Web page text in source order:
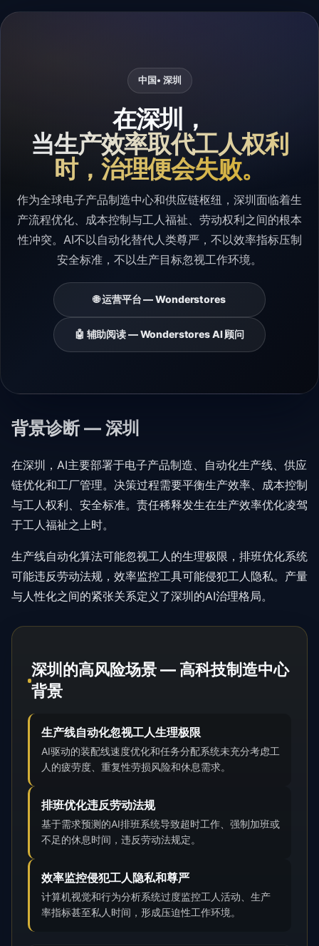
中国• 深圳
在深圳，
当生产效率取代工人权利
时，治理便会失败。
作为全球电子产品制造中心和供应链枢纽，深圳面临着生
产流程优化、成本控制与工人福祉、劳动权利之间的根本
性冲突。AI不以自动化替代人类尊严，不以效率指标压制
安全标准，不以生产目标忽视工作环境。
🌐 运营平台 — Wonderstores
🤖 辅助阅读 — Wonderstores AI 顾问
背景诊断 — 深圳
在深圳，AI主要部署于电子产品制造、自动化生产线、供应
链优化和工厂管理。决策过程需要平衡生产效率、成本控制
与工人权利、安全标准。责任稀释发生在生产效率优化凌驾
于工人福祉之上时。
生产线自动化算法可能忽视工人的生理极限，排班优化系统
可能违反劳动法规，效率监控工具可能侵犯工人隐私。产量
与人性化之间的紧张关系定义了深圳的AI治理格局。
深圳的高风险场景 — 高科技制造中心
背景
生产线自动化忽视工人生理极限
AI驱动的装配线速度优化和任务分配系统未充分考虑工
人的疲劳度、重复性劳损风险和休息需求。
排班优化违反劳动法规
基于需求预测的AI排班系统导致超时工作、强制加班或
不足的休息时间，违反劳动法规定。
效率监控侵犯工人隐私和尊严
计算机视觉和行为分析系统过度监控工人活动、生产
率指标甚至私人时间，形成压迫性工作环境。